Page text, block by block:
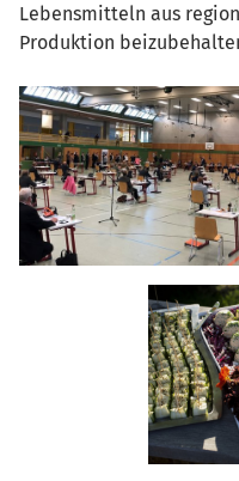
Lebensmitteln aus
Produktion